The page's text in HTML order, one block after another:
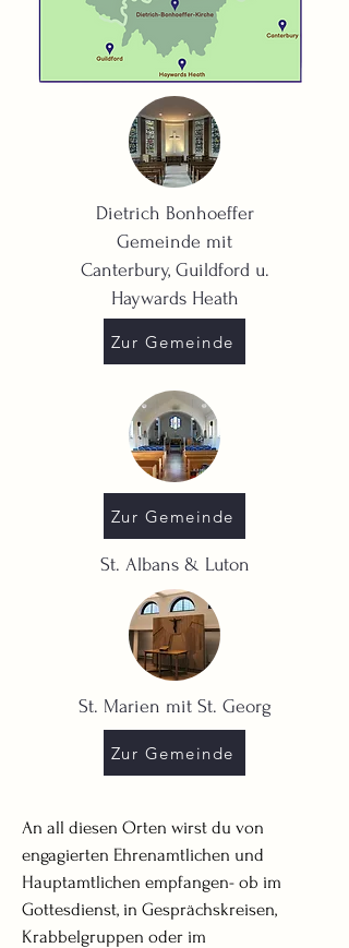
Dietrich Bonhoeffer
Gemeinde mit
Canterbury, Guildford u.
Haywards Heath
Zur Gemeinde
Zur Gemeinde
St. Albans & Luton
St. Marien mit St. Georg
Zur Gemeinde
​An all diesen Orten wirst du von
engagierten Ehrenamtlichen und
Hauptamtlichen empfangen- ob im
Gottesdienst, in Gesprächskreisen,
Krabbelgruppen oder im